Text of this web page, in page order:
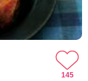
145